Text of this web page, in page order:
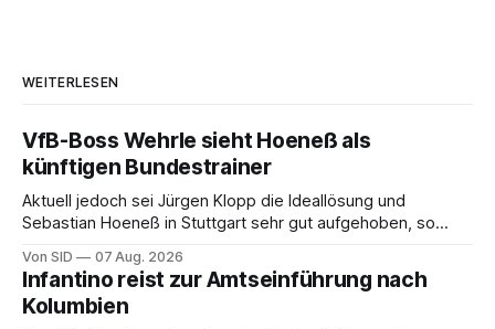
WEITERLESEN
VfB-Boss Wehrle sieht Hoeneß als
künftigen Bundestrainer
Aktuell jedoch sei Jürgen Klopp die Ideallösung und
Sebastian Hoeneß in Stuttgart sehr gut aufgehoben, so
Von SID 07 Aug. 2026
Infantino reist zur Amtseinführung nach
Kolumbien